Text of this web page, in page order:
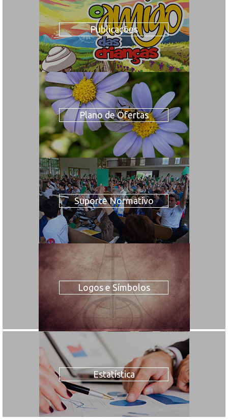
Publicações
Plano de Ofertas
Suporte Normativo
Logos e Símbolos
Estatística